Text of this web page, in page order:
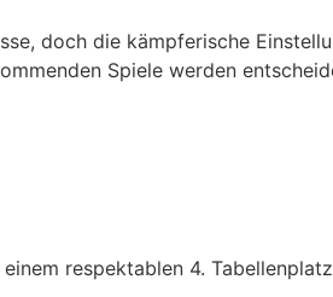
doch die kämpferische
Spiele werden
respektablen 4.